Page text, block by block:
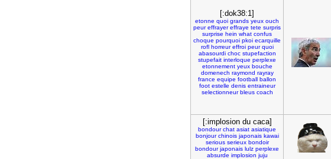
[:dok38:1]
etonne quoi grands yeux ouch
peur effrayer effraye tete surpris
surprise hein what confus
choque pourquoi pkoi ecarquille
rofl horreur effroi peur quoi
abasourdi choc stupefaction
stupefait interloque perplexe
etonnement yeux bouche
domenech raymond rayray
france equipe football ballon
foot estelle denis entraineur
selectionneur bleus coach
[:implosion du caca]
bondour chat asiat asiatique
bonjour chinois japonais kawai
serious serieux bondoir
bondour japonais lulz perplexe
absurde implosion juju